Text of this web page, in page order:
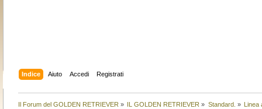
Indice Aiuto Accedi Registrati
Il Forum del GOLDEN RETRIEVER » IL GOLDEN RETRIEVER » Standard. » Linea